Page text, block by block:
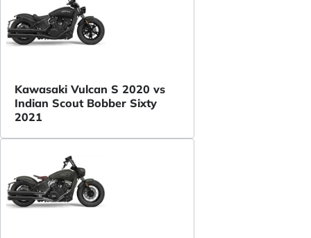
Kawasaki Vulcan S 2020 vs
Indian Scout Bobber Sixty
2021